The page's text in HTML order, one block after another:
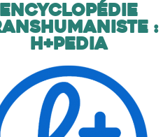
Encyclopédie
:
H+Pedia